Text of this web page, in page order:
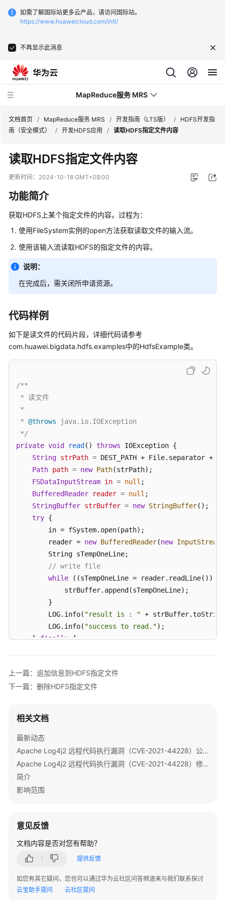
如需了解国际站更多云产品，请访问国际站。
https://www.huaweicloud.com/intl/
不再显示此消息
MapReduce服务 MRS
新
动
务
公
产
介
绍
计
费
速
入
门
用
户
版）
实
践
开
发
指
南
发
南
（LTS
MRS
文档首页 / MapReduce服务 MRS / 开发指南（LTS版） /
HDFS开发指
南（安全模式）
/ 开发HDFS应用 / 读取HDFS指定文件内容
读取HDFS指定文件内容
更新时间： 2024-10-18 GMT+08:00
功能简介
获取HDFS上某个指定文件的内容。过程为：
使用FileSystem实例的open方法获取读取文件的输入流。
使用该输入流读取HDFS的指定文件的内容。
说明：
在完成后，需关闭所申请资源。
代码样例
如下是读文件的代码片段，详细代码请参考
com.huawei.bigdata.hdfs.examples中的HdfsExample类。
/**
* 读文件
*
* @throws java.io.IOException
*/
private void read () throws IOException {
String strPath = DEST_PATH + File.separator +
Path path = new Path(strPath);
FSDataInputStream in = null ;
BufferedReader
reader = null ;
StringBuffer strBuffer = new StringBuffer();
try {
        in = fSystem.open(path);
        reader =
new BufferedReader(new
        String sTempOneLine;
// write file
while ((sTempOneLine = reader.readLine())
            strBuffer.append(sTempOneLine);
        }
        LOG.info(
"result is : " +
        LOG.info(
"success to read.");
    }
finally {
        IOUtils.closeStream(in);
    }
上一篇：追加信息到HDFS指定文件
下一篇：删除HDFS指定文件
相关文档
最新动态
Apache Log4j2 远程代码执行漏洞（CVE-2021-44228）公告
Apache Log4j2 远程代码执行漏洞（CVE-2021-44228）修复指导
简介
影响范围
意见反馈
文档内容是否对您有帮助？
提供反馈
如您有其它疑问，您也可以通过华为云社区问答频道来与我们联系探讨
云宝助手提问
云社区提问